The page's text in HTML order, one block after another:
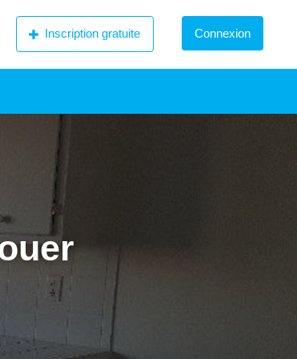
Inscription gratuite Connexion